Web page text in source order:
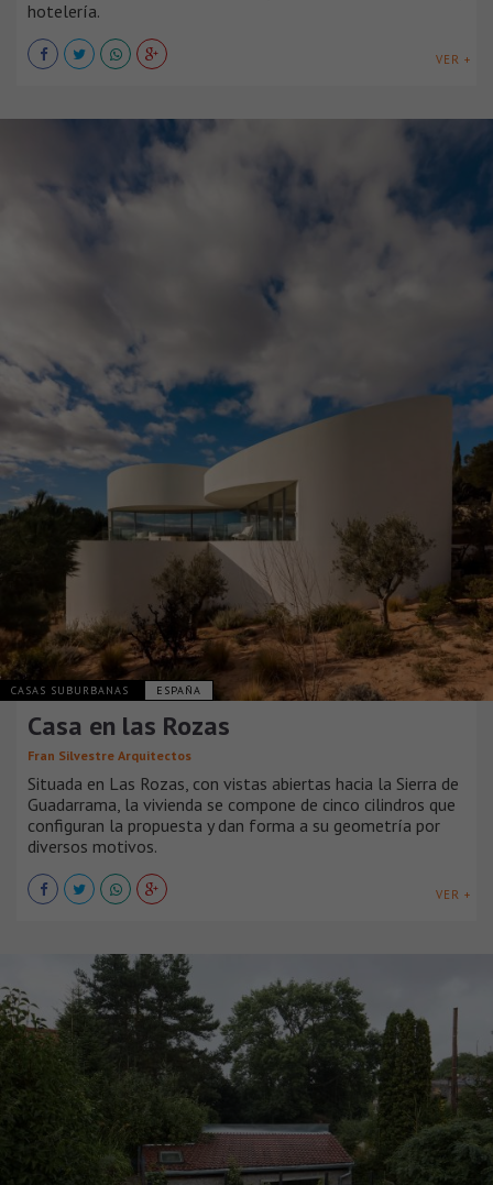
hotelería.
VER +
CASAS SUBURBANAS ESPAÑA
Casa en las Rozas
Fran Silvestre Arquitectos
Situada en Las Rozas, con vistas abiertas hacia la Sierra de
Guadarrama, la vivienda se compone de cinco cilindros que
configuran la propuesta y dan forma a su geometría por
diversos motivos.
VER +